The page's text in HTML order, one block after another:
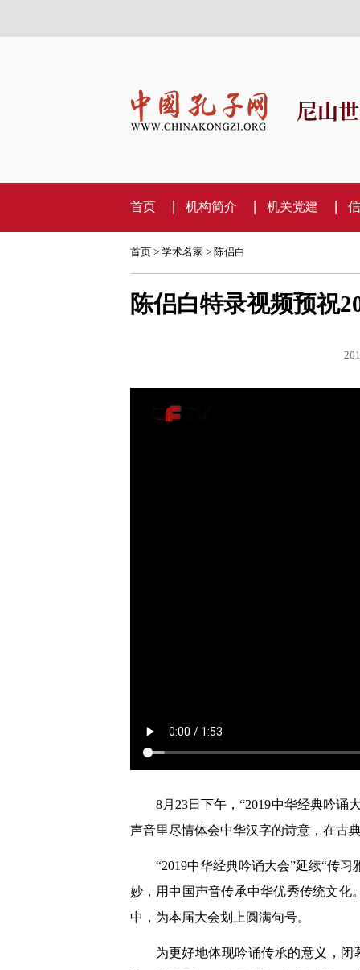
尼山
首页 机构简介 机关党建
首页> 学术名家 > 陈侣白
陈侣白特录视频预祝
8月23日下午，“2019中华经典吟
声音里尽情体会中华汉字的诗意，在古
“2019中华经典吟诵大会”延续“传
妙，用中国声音传承中华优秀传统文化
中，为本届大会划上圆满句号。
为更好地体现吟诵传承的意义，